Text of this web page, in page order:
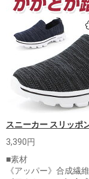
スニーカー スリッポ
3,390円
■素材
《アッパー》合成繊維